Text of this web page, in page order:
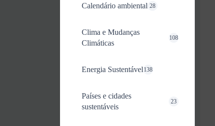
Calendário ambiental 28
Clima e Mudanças
Climáticas
108
Energia Sustentável 138
Países e cidades
sustentáveis
23